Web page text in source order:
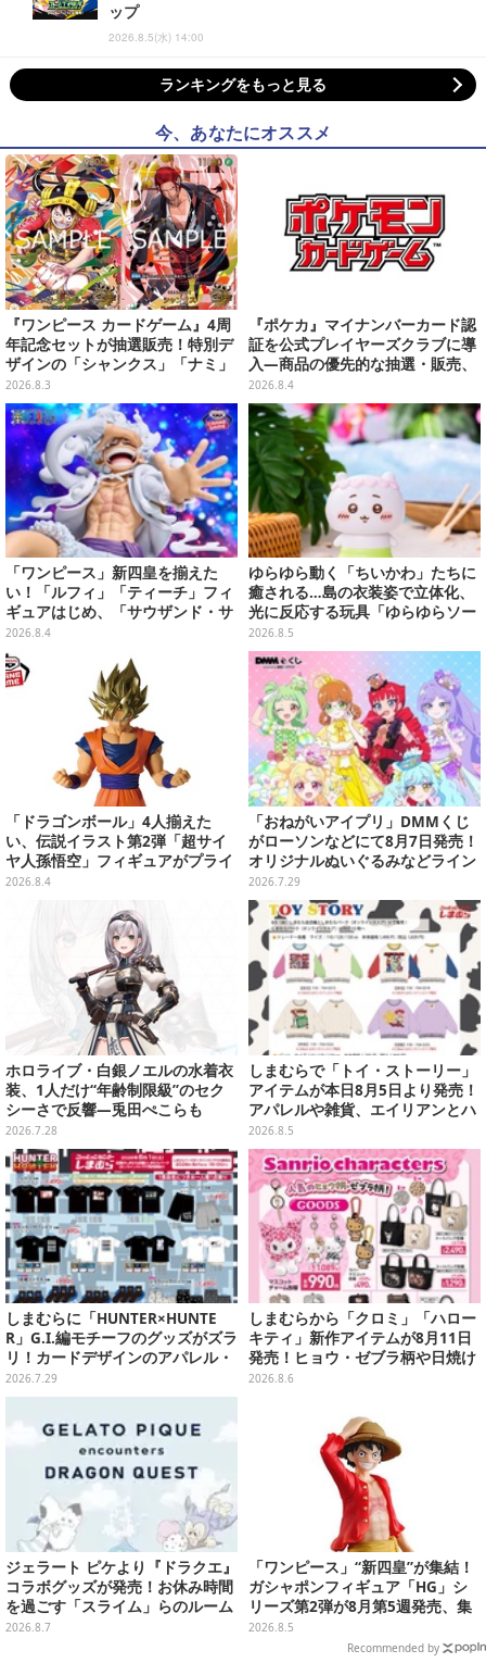
ップ
2026.8.5(水) 14:00
ランキングをもっと見る
今、あなたにオススメ
『ワンピース カードゲーム』4周
年記念セットが抽選販売！特別デ
ザインの「シャンクス」「ナミ」
など9枚のプロモカードを収録
2026.8.3
『ポケカ』マイナンバーカード認
証を公式プレイヤーズクラブに導
入―商品の優先的な抽選・販売、
公式大会への参加申し込みに活用
2026.8.4
「ワンピース」新四皇を揃えた
い！「ルフィ」「ティーチ」フィ
ギュアはじめ、「サウザンド・サ
ニー号リモコンカー」など4商品
が順次展開
2026.8.4
ゆらゆら動く「ちいかわ」たちに
癒される…島の衣装姿で立体化、
光に反応する玩具「ゆらゆらソー
ラー」全8種が全国アミューズメ
ント施設にて展開
2026.8.5
「ドラゴンボール」4人揃えた
い、伝説イラスト第2弾「超サイ
ヤ人孫悟空」フィギュアがプライ
ズ展開！ビッグサイズの「筋斗
2026.8.4
「おねがいアイプリ」DMMくじ
がローソンなどにて8月7日発売！
オリジナルぬいぐるみなどライン
ナップ、各等賞にスペシャルアイ
プリカードが付属
2026.7.29
ホロライブ・白銀ノエルの水着衣
装、1人だけ“年齢制限級”のセク
シーさで反響―兎田ぺこらも
「こ、こんなことが許されていい
のか？」と興奮隠せず
2026.7.28
しまむらで「トイ・ストーリー」
アイテムが本日8月5日より発売！
アパレルや雑貨、エイリアンとハ
ムのダイカットクッションなど盛
りだくさん
2026.8.5
しまむらに「HUNTER×HUNTE
R」G.I.編モチーフのグッズがズラ
リ！カードデザインのアパレル・
雑貨、ゴレイヌの「オレが3人分
になる…」も
2026.7.29
しまむらから「クロミ」「ハロー
キティ」新作アイテムが8月11日
発売！ヒョウ・ゼブラ柄や日焼け
デザインの可愛い雑貨・アパレル
2026.8.6
ジェラート ピケより『ドラクエ』
コラボグッズが発売！お休み時間
を過ごす「スライム」らのルーム
ウェア、雑貨など多数ラインナッ
2026.8.7
「ワンピース」“新四皇”が集結！
ガシャポンフィギュア「HG」シ
リーズ第2弾が8月第5週発売、集
めて並べたくなるクオリティ
2026.8.5
Recommended by